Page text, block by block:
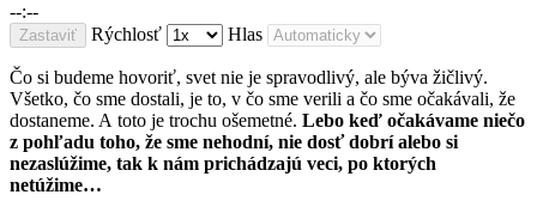
--:--
Zastaviť Rýchlosť Hlas
Čo si budeme hovoriť, svet nie je spravodlivý, ale býva žičlivý.
Všetko, čo sme dostali, je to, v čo sme verili a čo sme očakávali, že
dostaneme. A toto je trochu ošemetné. Lebo keď očakávame niečo
z pohľadu toho, že sme nehodní, nie dosť dobrí alebo si
nezaslúžime, tak k nám prichádzajú veci, po ktorých
netúžime…